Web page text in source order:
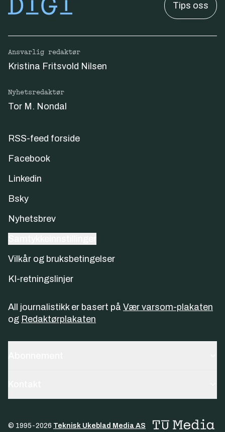
Tips oss
Ansvarlig redaktør
Kristina Fritsvold Nilsen
Nyhetsredaktør
Tor M. Nondal
RSS-feed forside
Facebook
Linkedin
Bsky
Nyhetsbrev
Vilkår og bruksbetingelser
KI-retningslinjer
All journalistikk er basert på Vær varsom-plakaten
og Redaktørplakaten
© 1995-2026 Teknisk Ukeblad Media AS